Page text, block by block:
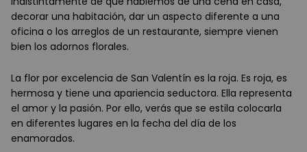
decorar una habitación, dar un aspecto diferente a una
oficina o los arreglos de un restaurante, siempre vienen
bien los adornos florales.
La flor por excelencia de San Valentín es la roja. Es roja, es
hermosa y tiene una apariencia seductora. Ella representa
el amor y la pasión. Por ello, verás que se estila colocarla
en diferentes lugares en la fecha del día de los
enamorados.